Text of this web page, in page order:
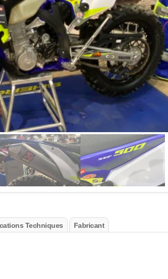
Techniques Fabricant